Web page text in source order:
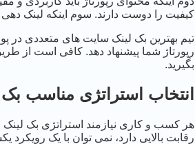
کیفیت را دوست دارند. سوم اینکه لینک
تیم بهترین بک لینک سایت های متعددی در
بگیرید.
انتخاب استراتژی مناسب بک
هر کسب و کاری نیازمند استراتژی بک
رقابت بالایی دارد، نمی توان با یک